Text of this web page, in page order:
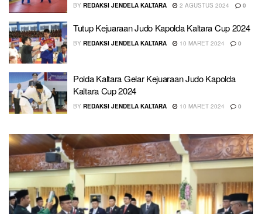
BY REDAKSI JENDELA KALTARA 2 AGUSTUS 2024 0
Tutup Kejuaraan Judo Kapolda Kaltara Cup 2024
BY REDAKSI JENDELA KALTARA 10 MARET 2024 0
Polda Kaltara Gelar Kejuaraan Judo Kapolda
Kaltara Cup 2024
BY REDAKSI JENDELA KALTARA 10 MARET 2024 0